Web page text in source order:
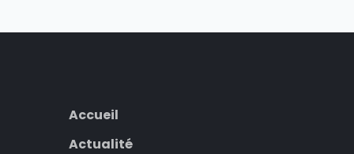
Accueil
Actualité